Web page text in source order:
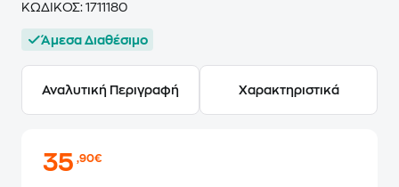
ΚΩΔΙΚΟΣ: 1711180
Άμεσα Διαθέσιμο
Αναλυτική Περιγραφή Χαρακτηριστικά
35,90€